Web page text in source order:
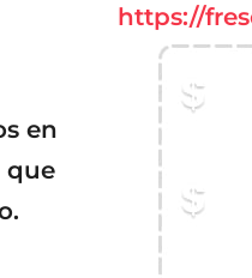
en
que
https://